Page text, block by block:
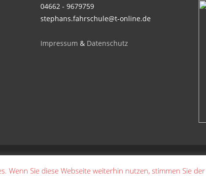
04662 - 9679759
stephans.fahrschule@t-online.de
Impressum & Datenschutz
Wenn Sie diese Webseite weiterhin nutzen, stimmen Sie